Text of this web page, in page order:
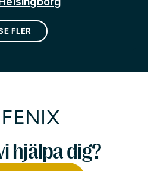
FLER
hjälpa dig?